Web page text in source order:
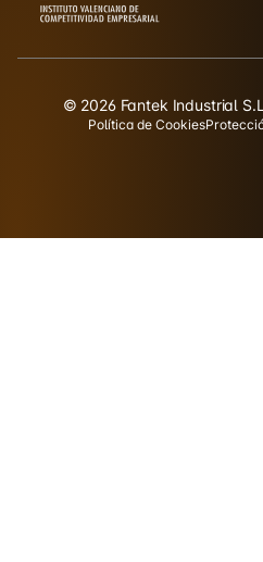
© 2026 Fantek Industrial
Política de Cookies